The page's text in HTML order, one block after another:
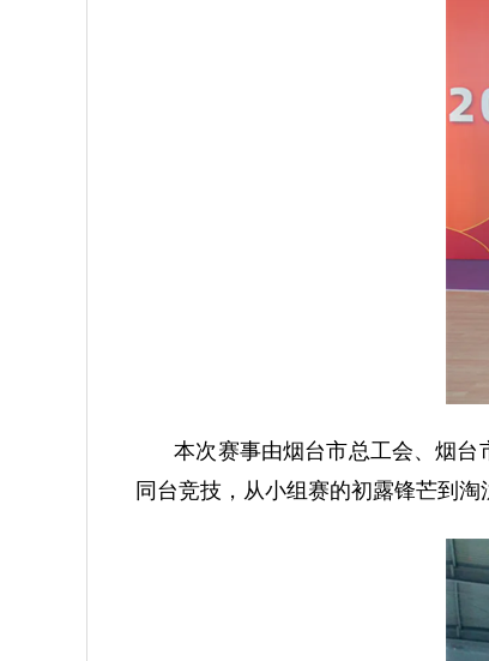
本次赛事由烟台市总工会、烟台
同台竞技，从小组赛的初露锋芒到